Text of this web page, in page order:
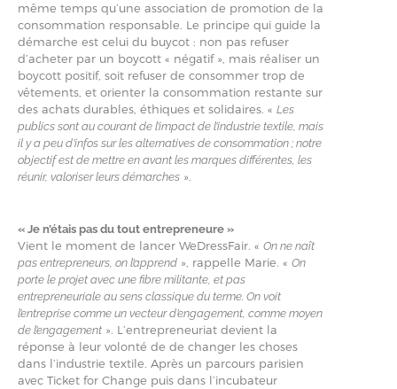
même temps qu’une association de promotion de la
consommation responsable. Le principe qui guide la
démarche est celui du buycot : non pas refuser
d’acheter par un boycott « négatif », mais réaliser un
boycott positif, soit refuser de consommer trop de
vêtements, et orienter la consommation restante sur
des achats durables, éthiques et solidaires. « Les
publics sont au courant de l’impact de l’industrie textile, mais
il y a peu d’infos sur les alternatives de consommation ; notre
objectif est de mettre en avant les marques différentes, les
réunir, valoriser leurs démarches ».
« Je n’étais pas du tout entrepreneure »
Vient le moment de lancer WeDressFair. « On ne naît
pas entrepreneurs, on l’apprend », rappelle Marie. « On
porte le projet avec une fibre militante, et pas
entrepreneuriale au sens classique du terme. On voit
l’entreprise comme un vecteur d’engagement, comme moyen
de l’engagement ». L’entrepreneuriat devient la
réponse à leur volonté de de changer les choses
dans l’industrie textile. Après un parcours parisien
avec Ticket for Change puis dans l’incubateur